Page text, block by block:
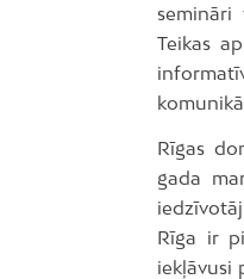
semināri
Teikas
Rīgas
gada
Rīga ir
iekļāvusi